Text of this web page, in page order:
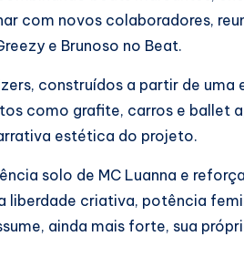
com novos colaboradores,
e Brunoso no Beat.
construídos a partir de uma
como grafite, carros e ballet
estética do projeto.
solo de MC Luanna e
liberdade criativa, potência
ainda mais forte, sua